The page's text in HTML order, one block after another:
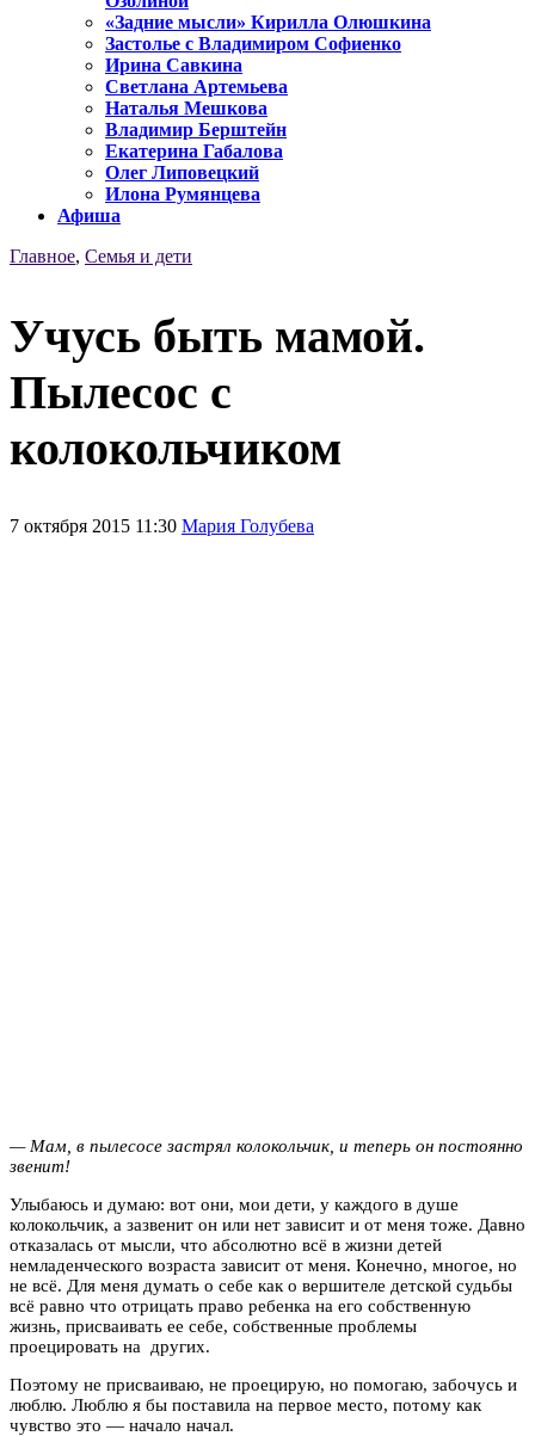
«Задние мысли» Кирилла Олюшкина
Застолье с Владимиром Софиенко
Ирина Савкина
Светлана Артемьева
Наталья Мешкова
Владимир Берштейн
Екатерина Габалова
Олег Липовецкий
Илона Румянцева
Афиша
Главное, Семья и дети
Учусь быть мамой.
Пылесос с
колокольчиком
7 октября 2015 11:30 Мария Голубева
— Мам, в пылесосе застрял колокольчик, и теперь он постоянно
звенит!
Улыбаюсь и думаю: вот они, мои дети, у каждого в душе
колокольчик, а зазвенит он или нет зависит и от меня тоже. Давно
отказалась от мысли, что абсолютно всё в жизни детей
немладенческого возраста зависит от меня. Конечно, многое, но
не всё. Для меня думать о себе как о вершителе детской судьбы
всё равно что отрицать право ребенка на его собственную
жизнь, присваивать ее себе, собственные проблемы
проецировать на других.
Поэтому не присваиваю, не проецирую, но помогаю, забочусь и
люблю. Люблю я бы поставила на первое место, потому как
чувство это — начало начал.